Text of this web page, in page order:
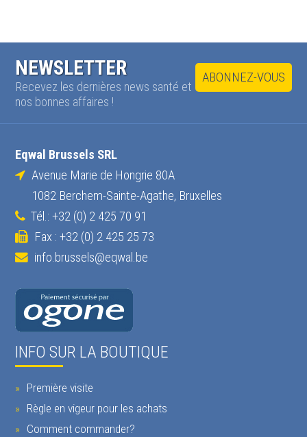
ABONNEZ-VOUS
NEWSLETTER
Recevez les dernières news santé et
nos bonnes affaires !
Eqwal Brussels SRL
Avenue Marie de Hongrie 80A
1082 Berchem-Sainte-Agathe, Bruxelles
Tél.: +32 (0) 2 425 70 91
Fax : +32 (0) 2 425 25 73
info.brussels@eqwal.be
INFO SUR LA BOUTIQUE
Première visite
Règle en vigeur pour les achats
Comment commander?